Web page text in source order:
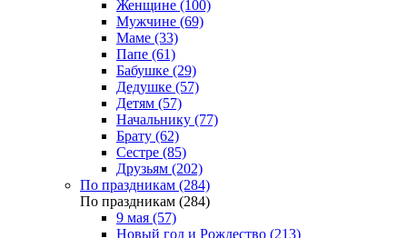
Женщине (100)
Мужчине (69)
Маме (33)
Папе (61)
Бабушке (29)
Дедушке (57)
Детям (57)
Начальнику (77)
Брату (62)
Сестре (85)
Друзьям (202)
По праздникам (284)
По праздникам (284)
9 мая (57)
Новый год и Рождество (213)